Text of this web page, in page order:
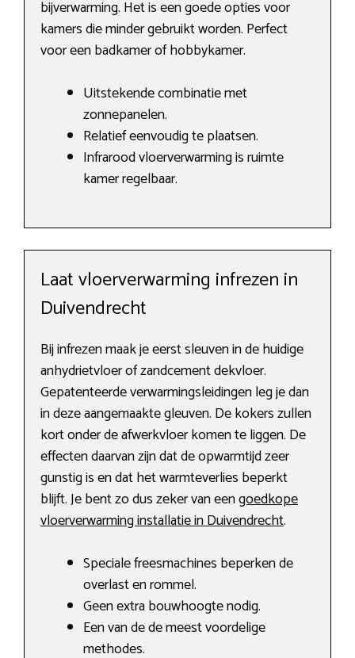
bijverwarming. Het is een goede opties voor
kamers die minder gebruikt worden. Perfect
voor een badkamer of hobbykamer.
Uitstekende combinatie met
zonnepanelen.
Relatief eenvoudig te plaatsen.
Infrarood vloerverwarming is ruimte
kamer regelbaar.
Laat vloerverwarming infrezen in
Duivendrecht
Bij infrezen maak je eerst sleuven in de huidige
anhydrietvloer of zandcement dekvloer.
Gepatenteerde verwarmingsleidingen leg je dan
in deze aangemaakte gleuven. De kokers zullen
kort onder de afwerkvloer komen te liggen. De
effecten daarvan zijn dat de opwarmtijd zeer
gunstig is en dat het warmteverlies beperkt
blijft. Je bent zo dus zeker van eengoedkope
vloerverwarming installatie in Duivendrecht.
Speciale freesmachines beperken de
overlast en rommel.
Geen extra bouwhoogte nodig.
Een van de de meest voordelige
methodes.